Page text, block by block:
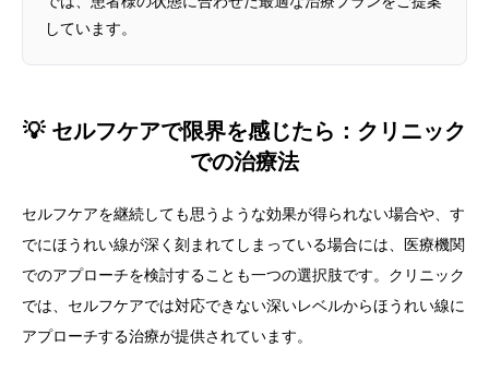
しています。
💡 セルフケアで限界を感じたら：クリニック
での治療法
セルフケアを継続しても思うような効果が得られない場合や、す
でにほうれい線が深く刻まれてしまっている場合には、医療機関
でのアプローチを検討することも一つの選択肢です。クリニック
では、セルフケアでは対応できない深いレベルからほうれい線に
アプローチする治療が提供されています。